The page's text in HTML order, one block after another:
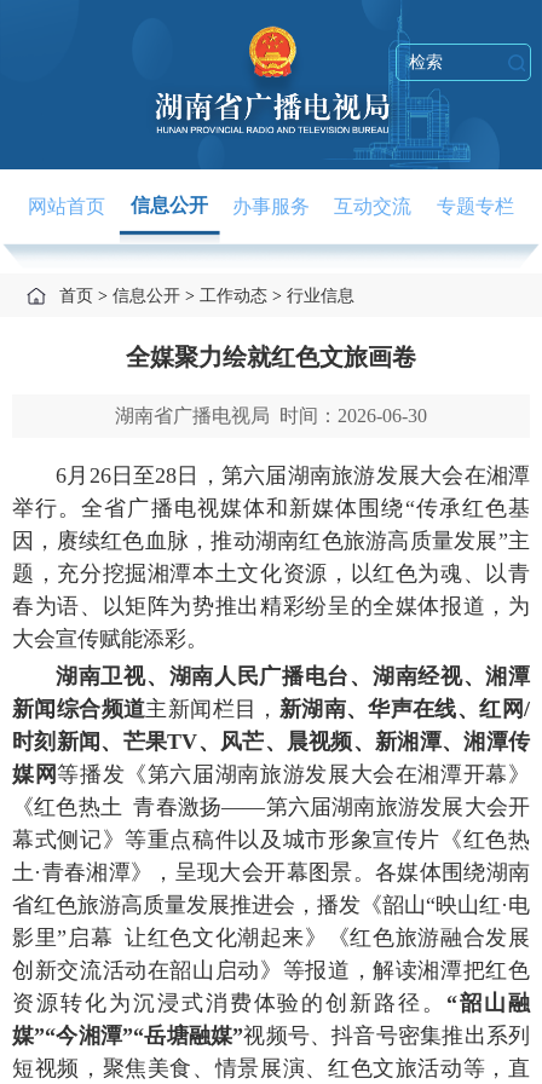
网站首页 信息公开 办事服务 互动交流 专题专栏
首页 > 信息公开 > 工作动态 > 行业信息
全媒聚力绘就红色文旅画卷
湖南省广播电视局 时间：2026-06-30
6月26日至28日，第六届湖南旅游发展大会在湘潭
举行。全省广播电视媒体和 新媒体 围绕“传承红色基
因，赓续红色血脉，推动湖南红色旅游高质量发展”主
题 ，充分挖掘湘潭本土文化资源， 以红色为魂、以青
春为语、以矩阵为势推出精彩纷呈的全媒体报道， 为
大会宣传赋能添彩‌。
湖南卫视、湖南人民广播电台、湖南经视、湘潭
新闻综合频道主新闻栏目， 新湖南、华声在线、红网/
时刻新闻、芒果TV、风芒、晨视频、新湘潭、湘潭传
媒网等播发 《第六届湖南旅游发展大会在湘潭开幕》
《红色热土青春激扬——第六届湖南旅游发展大会开
幕式侧记》等重点稿件以及 城市形象宣传片《红色热
土 ·青春湘潭》 ，呈现大会开幕图景。 各媒体围绕湖南
省红色旅游高质量发展推进会 ， 播发《韶山“映山红·电
影里”启幕 让红色文化潮起来》《红色旅游融合发展
创新交流活动在韶山启动》等报道，解读湘潭把红色
资源转化为沉浸式消费体验的创新路径。 “韶山融
媒”“今湘潭”“岳塘融媒”视频号、抖音号密集推出系列
短视频，聚焦美食、情景展演、红色文旅活动等，直